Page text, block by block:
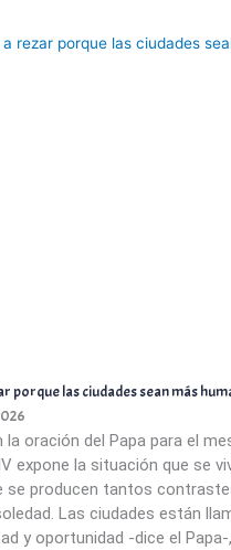
porque las ciudades sean más
la oración del Papa para el
expone la situación que se
se producen tantos
Las ciudades están
y oportunidad -dice el Papa-